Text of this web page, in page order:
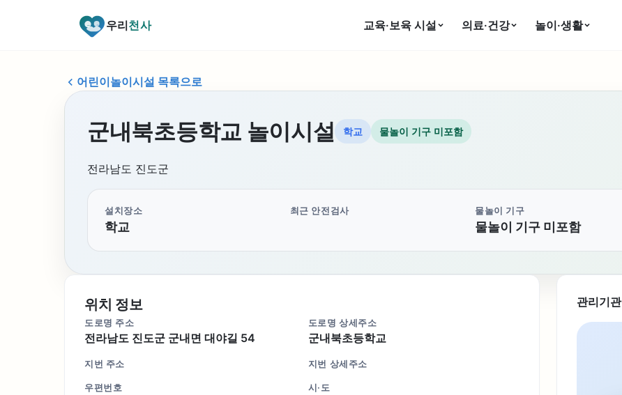
우리천사 교육·보육 시설 의료·건강 놀이·생활
어린이놀이시설 목록으로
군내북초등학교 놀이시설 학교 물놀이 기구 미포함
전라남도 진도군
설치장소
학교
최근 안전검사 물놀이 기구
물놀이 기구 미포함
위치 정보
도로명 주소
전라남도 진도군 군내면 대야길 54
도로명 상세주소
군내북초등학교
지번 주소 지번 상세주소
우편번호 시·도
관리기관